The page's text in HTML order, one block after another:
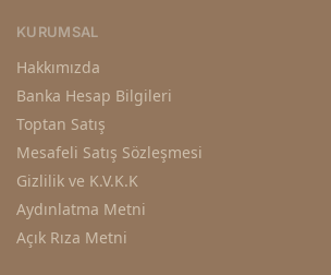
KURUMSAL
Hakkımızda
Banka Hesap Bilgileri
Toptan Satış
Mesafeli Satış Sözleşmesi
Gizlilik ve K.V.K.K
Aydınlatma Metni
Açık Rıza Metni